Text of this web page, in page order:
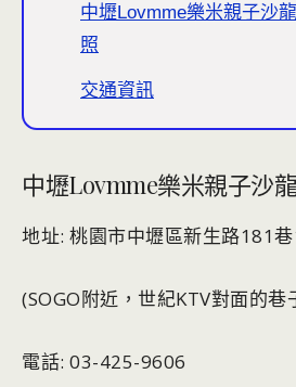
中壢Lovmme樂米親子沙
照
交通資訊
中壢Lovmme樂米親子沙
地址: 桃園市中壢區新生路181
(SOGO附近，世紀KTV對面的巷
電話: 03-425-9606